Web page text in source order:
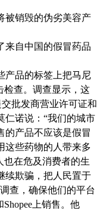
被销毁的伪劣美容产
来自中国的假冒药品
产品的标签上把马尼
检查。调查显示，这
批发商营业许可证和
仁诺说：“我们的城市
的产品不应该是假冒
这些药物的人带来多
也在危及消费者的生
续欺骗，把人民置于
查，确保他们的平台
上销售。他